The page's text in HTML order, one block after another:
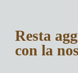
Resta
con la